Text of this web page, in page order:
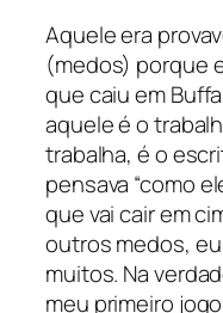
Aquele era
(medos) porque
que caiu em
aquele é o
trabalha, é o
pensava “como
que vai cair em
outros medos,
muitos. Na
meu primeiro